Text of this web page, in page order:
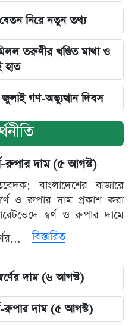
বেতন নিয়ে নতুন তথ্য
তরুণীর খণ্ডিত মাথা ও
হাত
গণ-অভ্যুত্থান দিবস
রুপার দাম (৫ আগস্ট)
বাংলাদেশের বাজারে
ও রুপার দাম প্রকাশ করা
স্বর্ণ ও রুপার দামে
বিস্তারিত
দাম (৬ আগস্ট)
রুপার দাম (৫ আগস্ট)